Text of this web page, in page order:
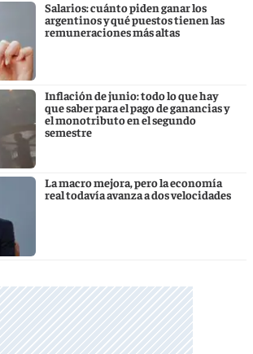
Salarios: cuánto piden ganar los
argentinos y qué puestos tienen las
remuneraciones más altas
Inflación de junio: todo lo que hay
que saber para el pago de ganancias y
el monotributo en el segundo
semestre
La macro mejora, pero la economía
real todavía avanza a dos velocidades